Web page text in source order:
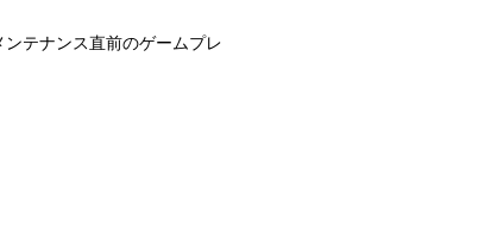
テナンス直前のゲームプレ